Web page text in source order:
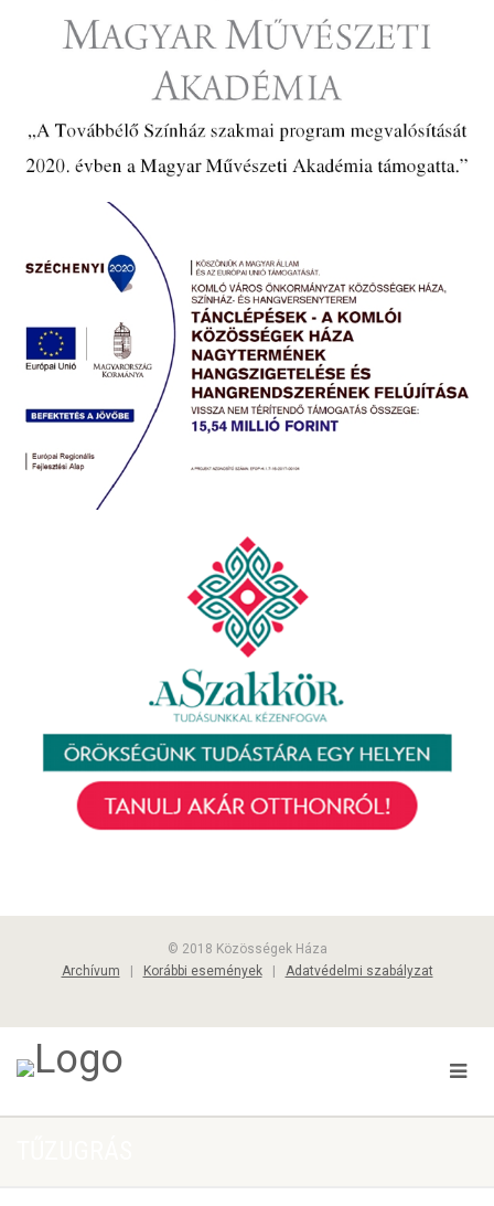
© 2018 Közösségek Háza
Archívum
Korábbi események| Adatvédelmi szabályzat